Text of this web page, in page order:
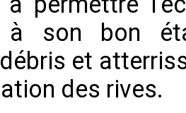
à son bon
et
des rives.